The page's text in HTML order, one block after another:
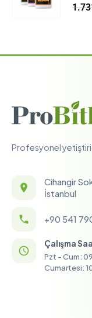
5.00
Profesyonel
Cihangir
İstanbul
+90 541
Çalışma
Pzt - Cum:
Cumartesi: